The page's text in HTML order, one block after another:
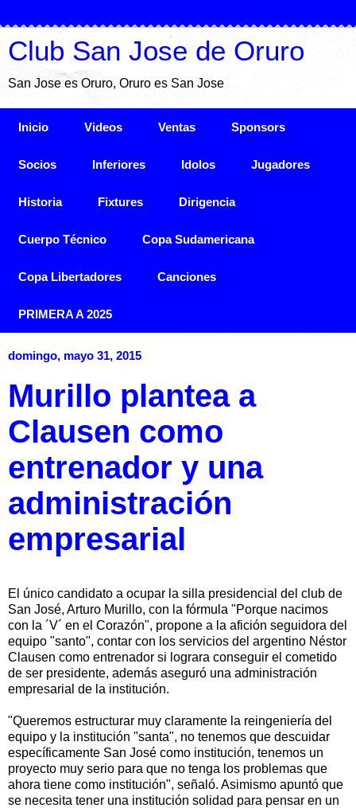
Club San Jose de Oruro
San Jose es Oruro, Oruro es San Jose
Inicio Videos Ventas Sponsors
Socios Inferiores Idolos Jugadores
Historia Fixtures Dirigencia
Cuerpo Técnico Copa Sudamericana
Copa Libertadores Canciones
PRIMERA A 2025
domingo, mayo 31, 2015
Murillo plantea a
Clausen como
entrenador y una
administración
empresarial
El único candidato a ocupar la silla presidencial del club de
San José, Arturo Murillo, con la fórmula "Porque nacimos
con la ´V´ en el Corazón", propone a la afición seguidora del
equipo "santo", contar con los servicios del argentino Néstor
Clausen como entrenador si lograra conseguir el cometido
de ser presidente, además aseguró una administración
empresarial de la institución.
"Queremos estructurar muy claramente la reingeniería del
equipo y la institución "santa", no tenemos que descuidar
específicamente San José como institución, tenemos un
proyecto muy serio para que no tenga los problemas que
ahora tiene como institución", señaló. Asimismo apuntó que
se necesita tener una institución solidad para pensar en un